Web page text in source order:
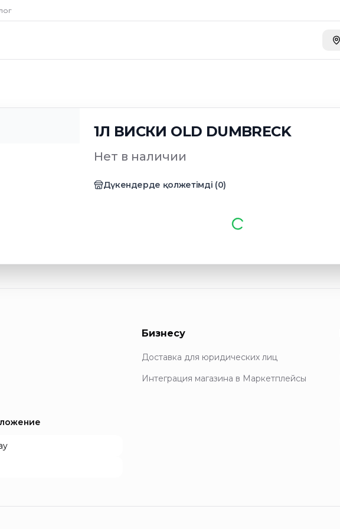
1Л ВИСКИ OLD DUMBRECK
Нет в наличии
Дүкендерде қолжетімді (0)
Бизнесу
Доставка для юридических лиц
Интеграция магазина в Маркетплейсы